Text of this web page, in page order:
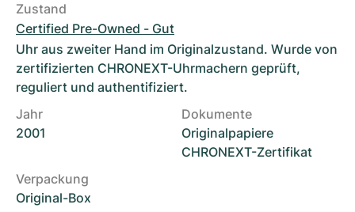
Zustand
Certified Pre-Owned - Gut
Uhr aus zweiter Hand im Originalzustand. Wurde von
zertifizierten CHRONEXT-Uhrmachern geprüft,
reguliert und authentifiziert.
Jahr
2001
Dokumente
Originalpapiere
CHRONEXT-Zertifikat
Verpackung
Original-Box